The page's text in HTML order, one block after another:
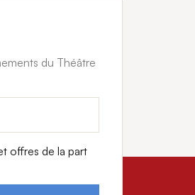
du Théâtre
offres de la part